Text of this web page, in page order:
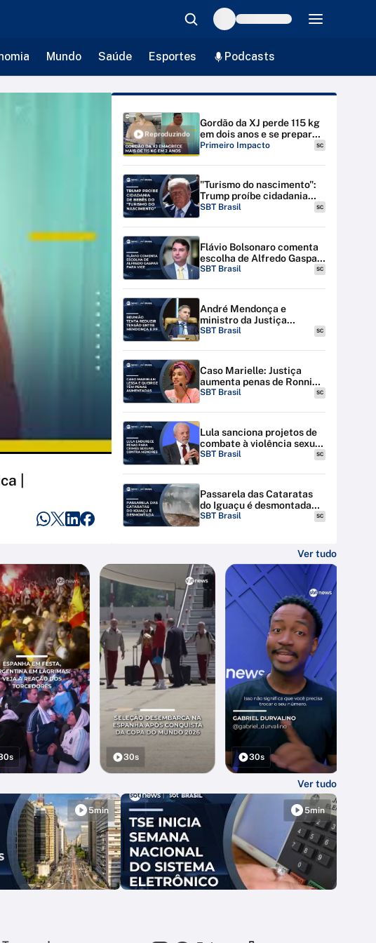
Mundo Saúde Esportes Podcasts
|
Reproduzindo
Gordão da XJ perde 115 kg
em dois anos e se prepara
para cirurgia bariátrica |
Primeiro Impacto SC
"Turismo do nascimento":
Trump proíbe cidadania
para bebês de estrangeiras
SBT Brasil SC
Flávio Bolsonaro comenta
escolha de Alfredo Gaspar
para vice-presidente
SBT Brasil SC
André Mendonça e
ministro da Justiça
discutem tensão entre STF
SBT Brasil SC
Caso Marielle: Justiça
aumenta penas de Ronnie
Lessa e Élcio Queiroz
SBT Brasil SC
Lula sanciona projetos de
combate à violência sexual
contra menores na
SBT Brasil SC
Passarela das Cataratas
do Iguaçu é desmontada
por riscos de inundação
SBT Brasil SC
Ver tudo
30s 30s
Ver tudo
5min 5min